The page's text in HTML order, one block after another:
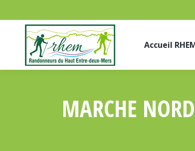
Accueil
MARCHE